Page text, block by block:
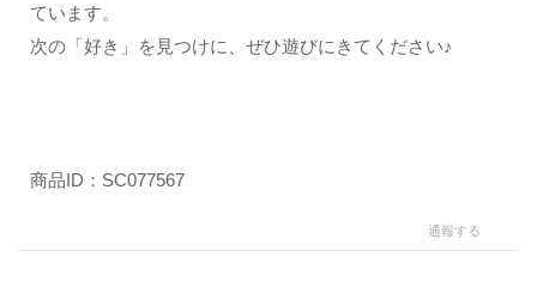
ています。
次の「好き」を見つけに、ぜひ遊びにきてください♪
商品ID：SC077567
通報する